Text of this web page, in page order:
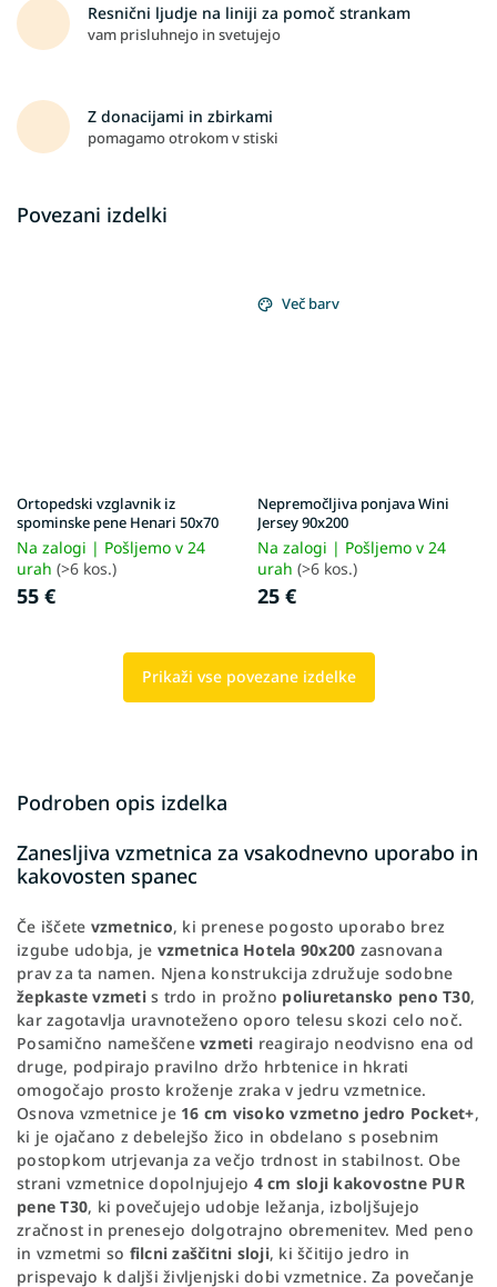
Resnični ljudje na liniji za pomoč strankam
vam prisluhnejo in svetujejo
Z donacijami in zbirkami
pomagamo otrokom v stiski
Povezani izdelki
Ortopedski vzglavnik iz
spominske pene Henari 50x70
Na zalogi | Pošljemo v 24
urah (>6 kos.)
55 €
Več barv
Nepremočljiva ponjava Wini
Jersey 90x200
Na zalogi | Pošljemo v 24
urah (>6 kos.)
25 €
Prikaži vse povezane izdelke
Podroben opis izdelka
Zanesljiva vzmetnica za vsakodnevno uporabo in
kakovosten spanec
Če iščete vzmetnico, ki prenese pogosto uporabo brez
izgube udobja, je vzmetnica Hotela 90x200 zasnovana
prav za ta namen. Njena konstrukcija združuje sodobne
žepkaste vzmetis trdo in prožno poliuretansko peno T30,
kar zagotavlja uravnoteženo oporo telesu skozi celo noč.
Posamično nameščene vzmeti reagirajo neodvisno ena od
druge, podpirajo pravilno držo hrbtenice in hkrati
omogočajo prosto kroženje zraka v jedru vzmetnice.
Osnova vzmetnice je 16 cm visoko vzmetno jedro Pocket+,
ki je ojačano z debelejšo žico in obdelano s posebnim
postopkom utrjevanja za večjo trdnost in stabilnost. Obe
strani vzmetnice dopolnjujejo 4 cm sloji kakovostne PUR
pene T30, ki povečujejo udobje ležanja, izboljšujejo
zračnost in prenesejo dolgotrajno obremenitev. Med peno
in vzmetmi so filcni zaščitni sloji, ki ščitijo jedro in
prispevajo k daljši življenjski dobi vzmetnice. Za povečanje